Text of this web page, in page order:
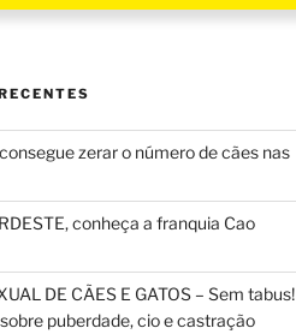
zerar o número de cães nas
conheça a franquia Cao
DE CÃES E GATOS – Sem tabus!
puberdade, cio e castração